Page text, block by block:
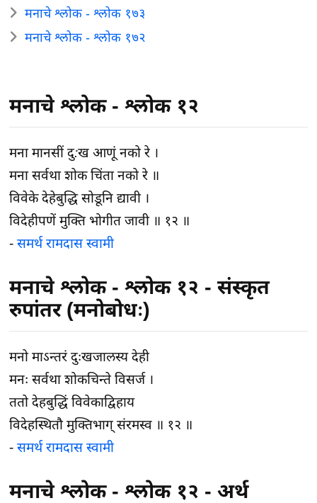
मनाचे श्लोक - श्लोक १७३
मनाचे श्लोक - श्लोक १७२
मनाचे श्लोक - श्लोक १२
मना मानसीं दु:ख आणूं नको रे ।
मना सर्वथा शोक चिंता नको रे ॥
विवेके देहेबुद्धि सोडूनि द्यावी ।
विदेहीपणें मुक्ति भोगीत जावी ॥ १२ ॥
-समर्थ रामदास स्वामी
मनाचे श्लोक - श्लोक १२ - संस्कृत
रुपांतर (मनोबोधः)
मनो माऽन्तरं दुःखजालस्य देही
मनः सर्वथा शोकचिन्ते विसर्ज ।
ततो देहबुद्धिं विवेकाद्विहाय
विदेहस्थितौ मुक्तिभाग् संरमस्व ॥ १२ ॥
-समर्थ रामदास स्वामी
मनाचे श्लोक - श्लोक १२ - अर्थ